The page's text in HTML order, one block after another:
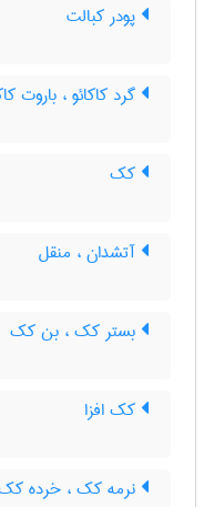
پودر کبالت
گرد کاکائو ، باروت
کک
آتشدان ، منقل
بستر کک ، بن کک
کک افزا
نرمه کک ، خرده